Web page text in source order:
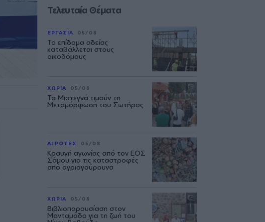
Τελευταία Θέματα
ΕΡΓΑΣΙΑ 05/08
Το επίδομα αδείας
καταβάλλεται στους
οικοδόμους
ΧΩΡΙΑ 05/08
Τα Μιστεγνά τιμούν τη
Μεταμόρφωση του Σωτήρος
ΑΓΡΟΤΕΣ 05/08
Κραυγή αγωνίας από τον ΕΟΣ
Σάμου για τις καταστροφές
από αγριογούρουνα
ΧΩΡΙΑ 05/08
Βιβλιοπαρουσίαση στον
Μανταμάδο για τη ζωή του